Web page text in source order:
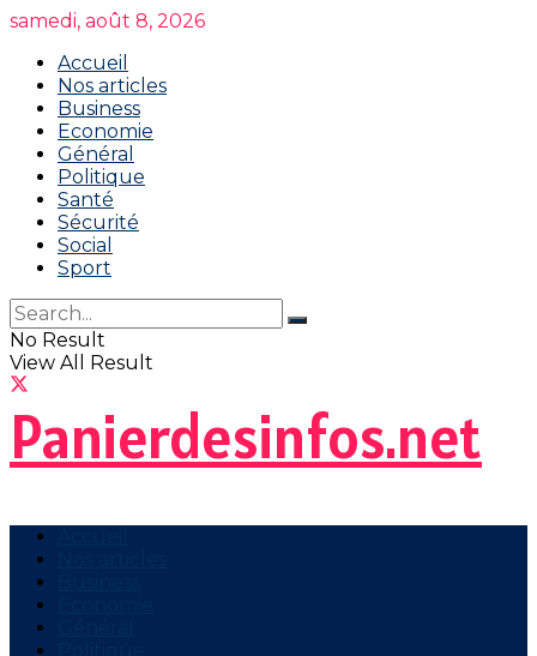
samedi, août 8, 2026
Accueil
Nos articles
Business
Economie
Général
Politique
Santé
Sécurité
Social
Sport
No Result
View All Result
Panierdesinfos.net